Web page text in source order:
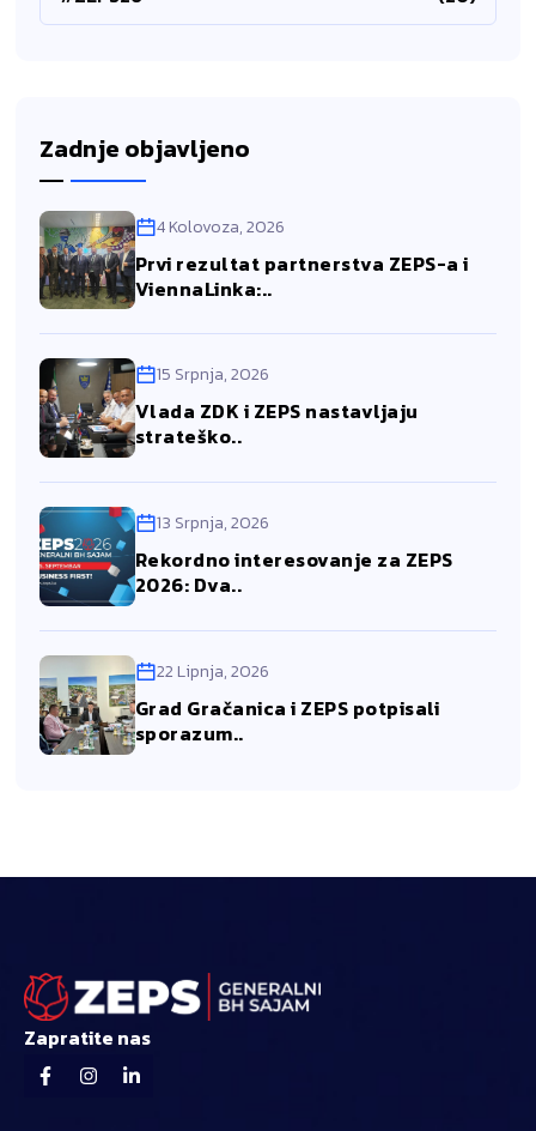
Zadnje objavljeno
4 Kolovoza, 2026
Prvi rezultat partnerstva ZEPS-a i
ViennaLinka:..
15 Srpnja, 2026
Vlada ZDK i ZEPS nastavljaju
strateško..
13 Srpnja, 2026
Rekordno interesovanje za ZEPS
2026: Dva..
22 Lipnja, 2026
Grad Gračanica i ZEPS potpisali
sporazum..
Zapratite nas